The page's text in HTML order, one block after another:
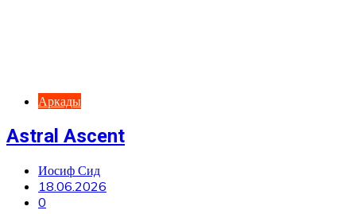
Аркады
Astral Ascent
Иосиф Сид
18.06.2026
0